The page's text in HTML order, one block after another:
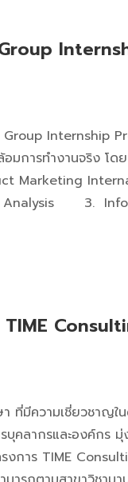
Internship
มการทำงานจริง
Marketing
Analysis 3.
TIME
ที่มีความเชี่ยวชาญ
คลากรและองค์กร
การ TIME